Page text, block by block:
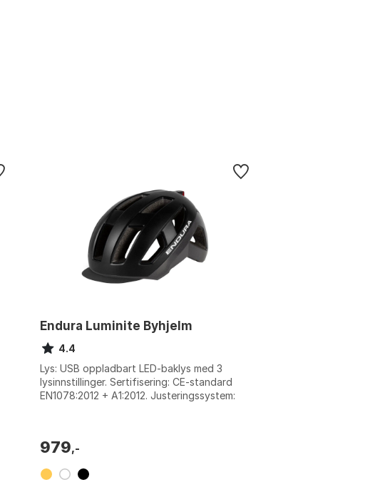
Endura Luminite Byhjelm
4.4
Lys: USB oppladbart LED-baklys med 3
lysinnstillinger. Sertifisering: CE-standard
EN1078:2012 + A1:2012. Justeringssystem:
979,-